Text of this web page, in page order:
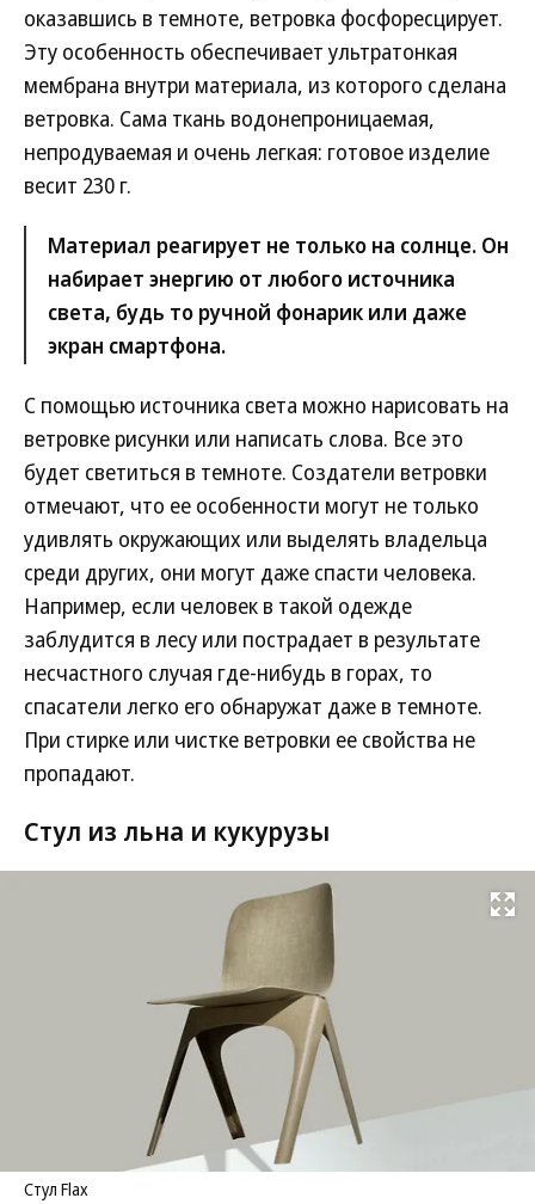
оказавшись в темноте, ветровка фосфоресцирует.
Эту особенность обеспечивает ультратонкая
мембрана внутри материала, из которого сделана
ветровка. Сама ткань водонепроницаемая,
непродуваемая и очень легкая: готовое изделие
весит 230 г.
Материал реагирует не только на солнце. Он
набирает энергию от любого источника
света, будь то ручной фонарик или даже
экран смартфона.
С помощью источника света можно нарисовать на
ветровке рисунки или написать слова. Все это
будет светиться в темноте. Создатели ветровки
отмечают, что ее особенности могут не только
удивлять окружающих или выделять владельца
среди других, они могут даже спасти человека.
Например, если человек в такой одежде
заблудится в лесу или пострадает в результате
несчастного случая где-нибудь в горах, то
спасатели легко его обнаружат даже в темноте.
При стирке или чистке ветровки ее свойства не
пропадают.
Стул из льна и кукурузы
Развернуть
Стул Flax